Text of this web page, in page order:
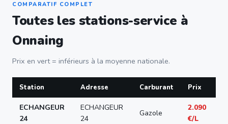
COMPARATIF COMPLET
Toutes les stations-service à
Onnaing
Prix en vert = inférieurs à la moyenne nationale.
Station Adresse Carburant Prix
ECHANGEUR
24
ECHANGEUR
24
Gazole
2.090
€/L